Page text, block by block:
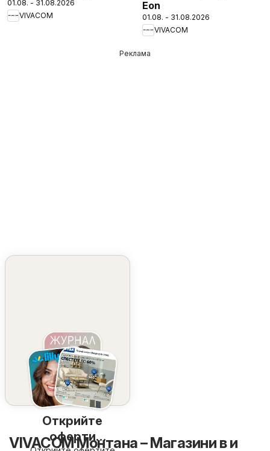
01.08. - 31.08.2026
VIVACOM
Eon
01.08. - 31.08.2026
VIVACOM
Реклама
Открийте
оферти
VIVACOM Монтана – Магазини в и